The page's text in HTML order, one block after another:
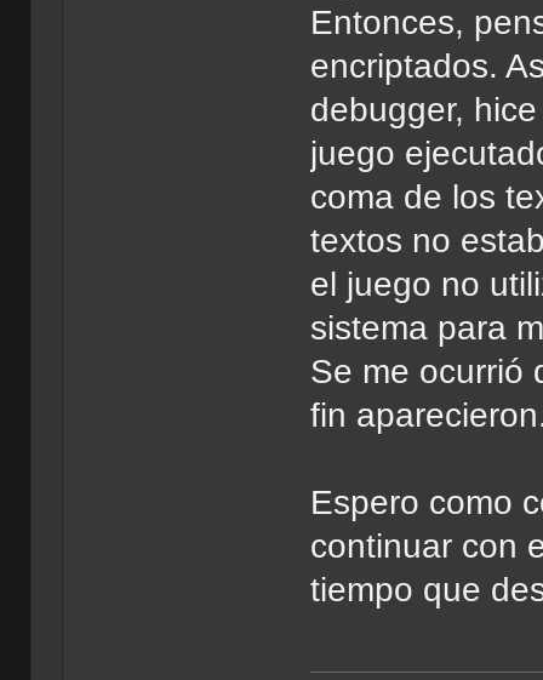
Entonces,
encriptados.
debugger,
juego
coma de los
textos no
el juego no
sistema para
Se me ocurrió
fin
Espero como
continuar con
tiempo que